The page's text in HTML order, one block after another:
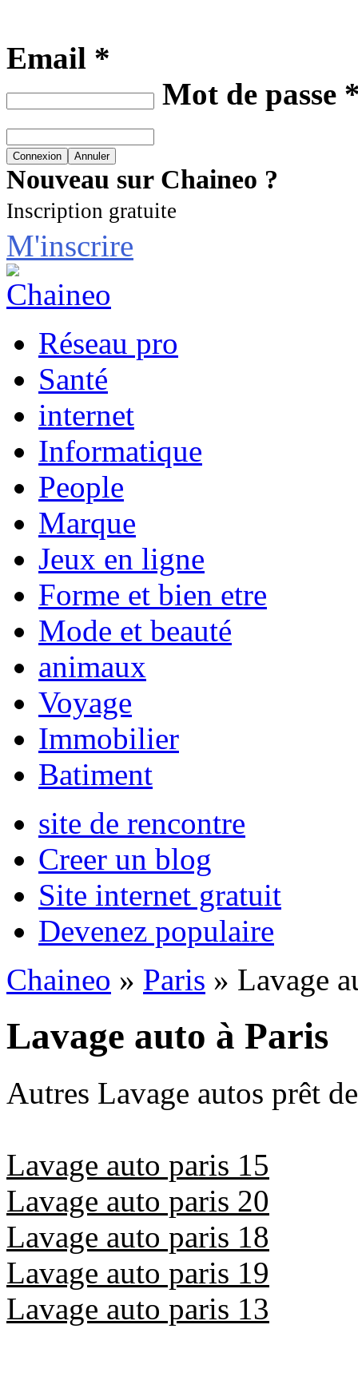
Email *
Mot de passe
Nouveau sur Chaineo ?
Inscription gratuite
M'inscrire
Réseau pro
Santé
internet
Informatique
People
Marque
Jeux en ligne
Forme et bien etre
Mode et beauté
animaux
Voyage
Immobilier
Batiment
site de rencontre
Creer un blog
Site internet gratuit
Devenez populaire
Chaineo » Paris » Lavage
Lavage auto à Paris
Autres Lavage autos prêt
Lavage auto paris 15
Lavage auto paris 20
Lavage auto paris 18
Lavage auto paris 19
Lavage auto paris 13